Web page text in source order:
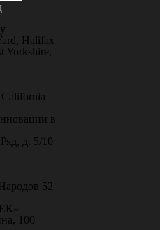
Halifax
Yorkshire,
в
д. 5/10
52
100